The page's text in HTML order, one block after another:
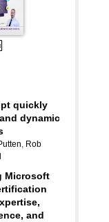
quickly
dynamic
, Rob
Microsoft
and